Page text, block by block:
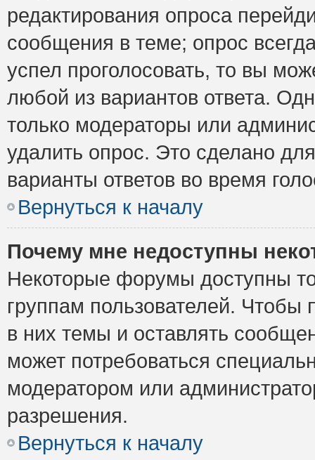
редактирования опроса
сообщения в теме; опрос
успел проголосовать, то вы
любой из вариантов ответа.
только модераторы или
удалить опрос. Это сделано
варианты ответов во время
Вернуться к началу
Почему мне недоступны
Некоторые форумы доступны
группам пользователей. Чтобы
в них темы и оставлять
может потребоваться
модератором или
разрешения.
Вернуться к началу